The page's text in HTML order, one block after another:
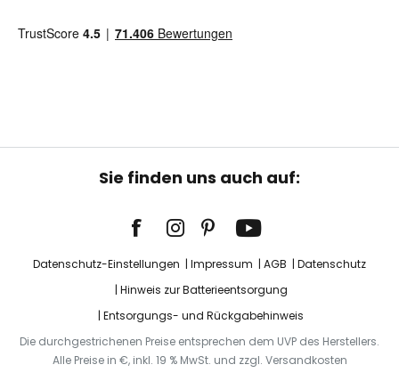
Sie finden uns auch auf:
Datenschutz-Einstellungen Impressum AGB
Datenschutz
Hinweis zur Batterieentsorgung
Entsorgungs- und Rückgabehinweis
Die durchgestrichenen Preise entsprechen dem UVP des Herstellers.
Alle Preise in €, inkl. 19 % MwSt. und zzgl. Versandkosten